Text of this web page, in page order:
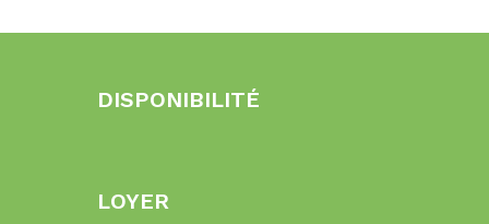
DISPONIBILITÉ
LOYER